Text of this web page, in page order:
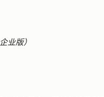
企业版）